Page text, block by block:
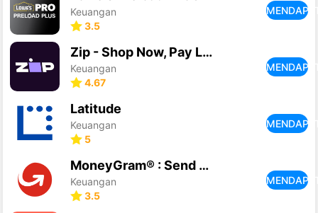
Keuangan
3.5
Zip - Shop Now, Pay Later
Keuangan
4.67
Latitude
Keuangan
5
MoneyGram® : Send Money Online
Keuangan
3.5